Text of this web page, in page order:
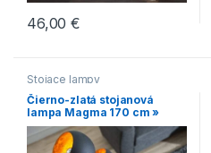
46,00€
Stojace lampy
Čierno-zlatá stojanová
lampa Magma 170 cm »